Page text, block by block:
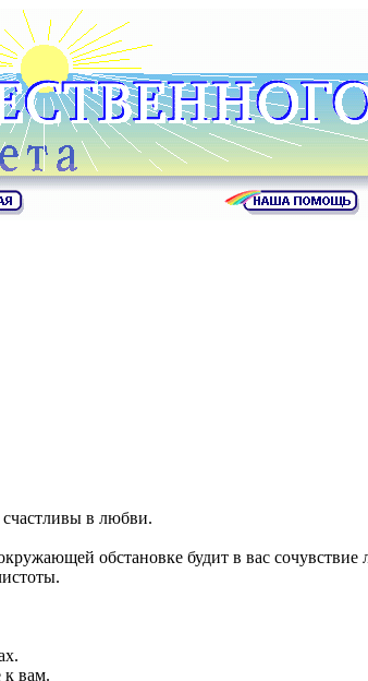
в любви.
обстановке будит в вас
к вам.